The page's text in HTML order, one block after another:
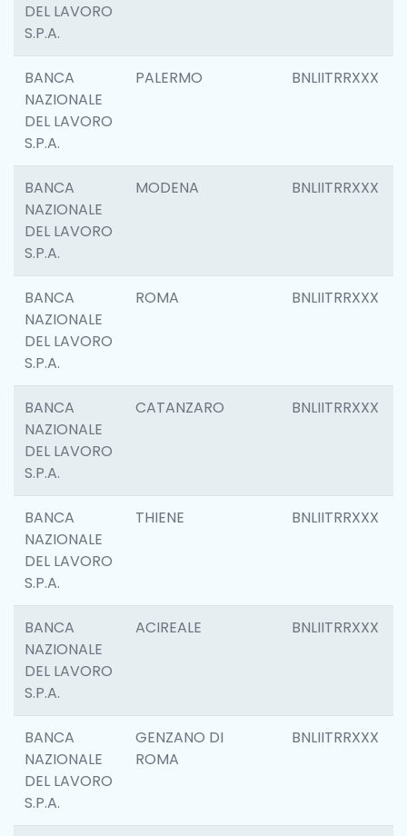
DEL LAVORO
S.P.A.
BANCA
NAZIONALE
DEL LAVORO
S.P.A.
PALERMO BNLIITRRXXX
BANCA
NAZIONALE
DEL LAVORO
S.P.A.
MODENA BNLIITRRXXX
BANCA
NAZIONALE
DEL LAVORO
S.P.A.
ROMA BNLIITRRXXX
BANCA
NAZIONALE
DEL LAVORO
S.P.A.
CATANZARO BNLIITRRXXX
BANCA
NAZIONALE
DEL LAVORO
S.P.A.
THIENE BNLIITRRXXX
BANCA
NAZIONALE
DEL LAVORO
S.P.A.
ACIREALE BNLIITRRXXX
BANCA
NAZIONALE
DEL LAVORO
S.P.A.
GENZANO DI
ROMA
BNLIITRRXXX